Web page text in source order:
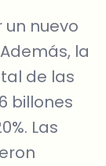
un nuevo
la
de las
billones
Las